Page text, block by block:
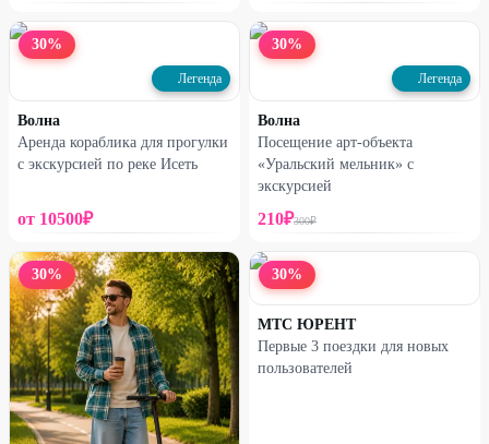
30%
Легенда
Волна
Аренда кораблика для прогулки
с экскурсией по реке Исеть
от 10500₽
30%
Легенда
Волна
Посещение арт-объекта
«Уральский мельник» с
экскурсией
210₽300₽
30% 30%
МТС ЮРЕНТ
Первые 3 поездки для новых
пользователей